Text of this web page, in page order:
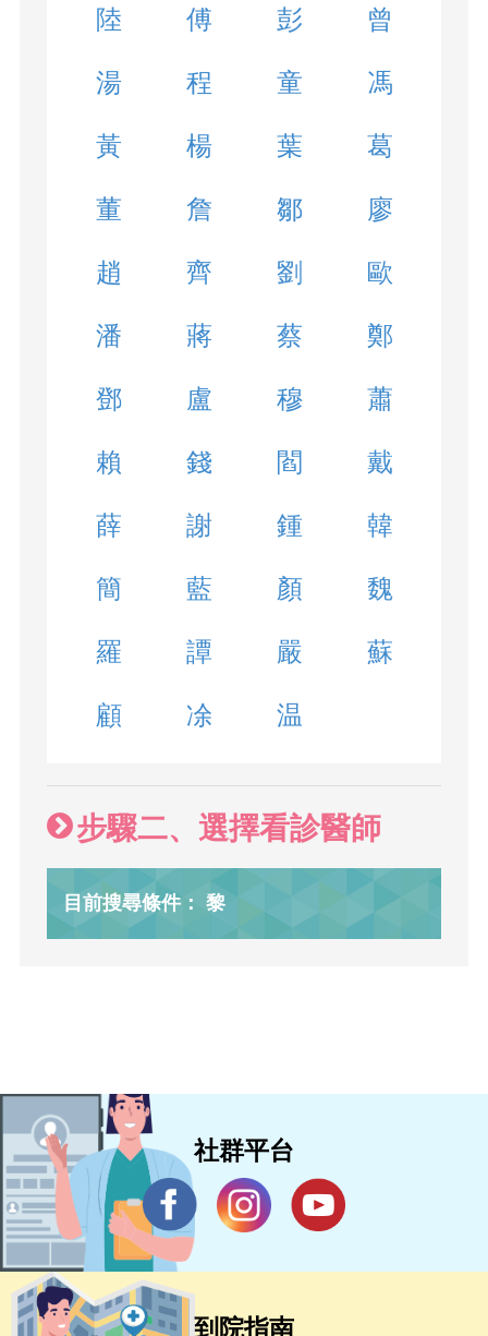
陸 傅 彭 曾
湯 程 童 馮
黃 楊 葉 葛
董 詹 鄒 廖
趙 齊 劉 歐
潘 蔣 蔡 鄭
鄧 盧 穆 蕭
賴 錢 閻 戴
薛 謝 鍾 韓
簡 藍 顏 魏
羅 譚 嚴 蘇
顧 凃 温
步驟二、選擇看診醫師
目前搜尋條件： 黎
社群平台
到院指南